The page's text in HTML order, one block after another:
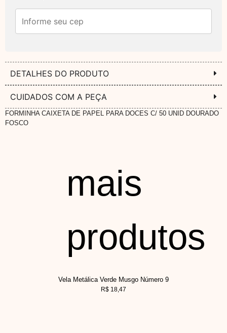
DETALHES DO PRODUTO
CUIDADOS COM A PEÇA
FORMINHA CAIXETA DE PAPEL PARA DOCES C/ 50 UNID DOURADO
FOSCO
mais
produtos
Vela Metálica Verde Musgo Número 9
R$ 18,47